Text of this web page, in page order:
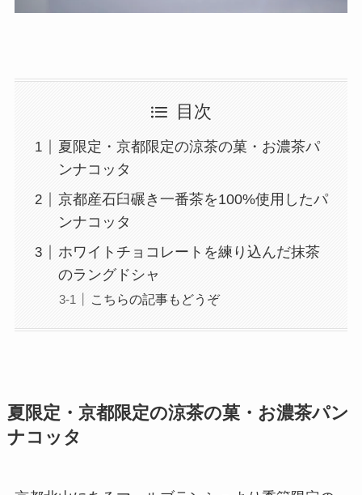
目次
夏限定・京都限定の涼茶の菓・お濃茶パ
ンナコッタ
京都産石臼碾き一番茶を100%使用したパ
ンナコッタ
ホワイトチョコレートを練り込んだ抹茶
のラングドシャ
こちらの記事もどうぞ
夏限定・京都限定の涼茶の菓・お濃茶パン
ナコッタ